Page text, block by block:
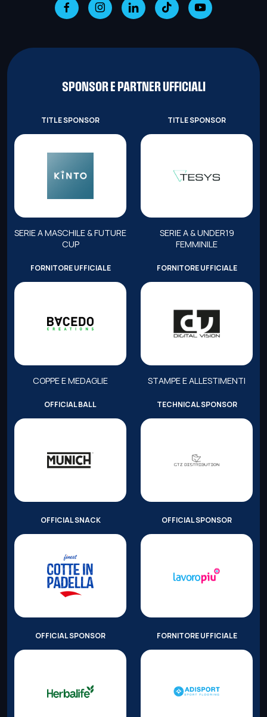
SPONSOR E PARTNER UFFICIALI
TITLE SPONSOR
SERIE A MASCHILE & FUTURE
CUP
TITLE SPONSOR
SERIE A & UNDER19
FEMMINILE
FORNITORE UFFICIALE
COPPE E MEDAGLIE
FORNITORE UFFICIALE
STAMPE E ALLESTIMENTI
OFFICIAL BALL TECHNICAL SPONSOR
OFFICIAL SNACK OFFICIAL SPONSOR
OFFICIAL SPONSOR FORNITORE UFFICIALE